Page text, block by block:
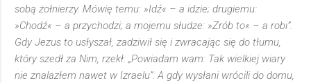
sobą żołnierzy. Mówię temu: »Idź« – a idzie; drugiemu:
»Chodź« – a przychodzi; a mojemu słudze: »Zrób to« – a robi”.
Gdy Jezus to usłyszał, zadziwił się i zwracając się do tłumu,
który szedł za Nim, rzekł: „Powiadam wam: Tak wielkiej wiary
nie znalazłem nawet w Izraelu”. A gdy wysłani wrócili do domu,